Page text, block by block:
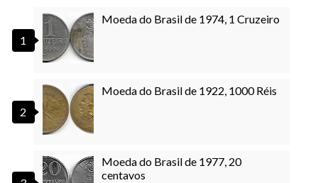
Moeda do Brasil de 1974, 1 Cruzeiro
Moeda do Brasil de 1922, 1000 Réis
Moeda do Brasil de 1977, 20
centavos